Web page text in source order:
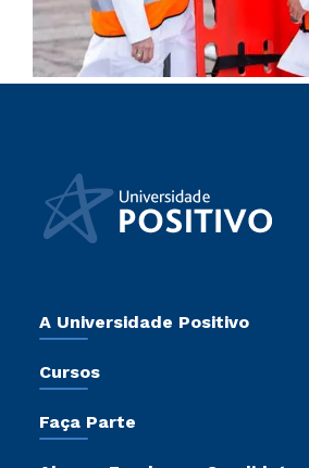
A Universidade Positivo
Sala de Imprensa
Trabalhe Conosco
Cursos
Pós-Graduação
Faça Parte